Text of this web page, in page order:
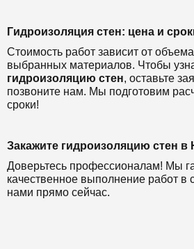
Гидроизоляция стен: цена и
Стоимость работ зависит от
выбранных материалов. Чтобы
гидроизоляцию стен, оставьте
позвоните нам. Мы подготовим
сроки!
Закажите гидроизоляцию стен в
Доверьтесь профессионалам! Мы
качественное выполнение работ в
нами прямо сейчас.